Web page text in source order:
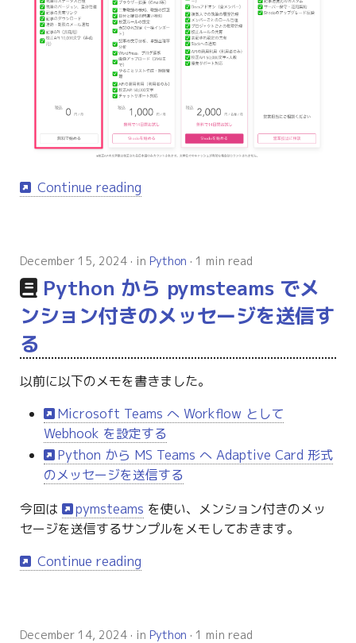
Continue reading
December 15, 2024 in Python 1 min read
Python から pymsteams でメ
ンション付きのメッセージを送信す
る
以前に以下のメモを書きました。
Microsoft Teams へ Workflow として
Webhook を設定する
Python から MS Teams へ Adaptive Card 形式
のメッセージを送信する
今回は
pymsteams を使い、メンション付きのメッ
セージを送信するサンプルをメモしておきます。
Continue reading
December 14, 2024 in Python 1 min read